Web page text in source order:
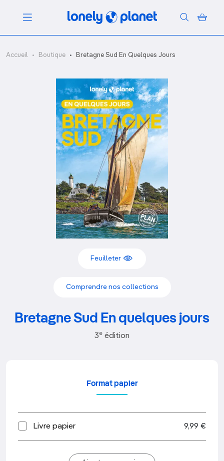
Menu
Votre recherche
Accueil Boutique Bretagne Sud En Quelques Jours
Feuilleter
Comprendre nos collections
Bretagne Sud En quelques jours
3e édition
Format papier
Livre papier 9,99 €